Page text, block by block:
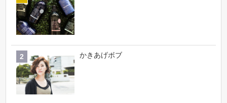
かきあげボブ